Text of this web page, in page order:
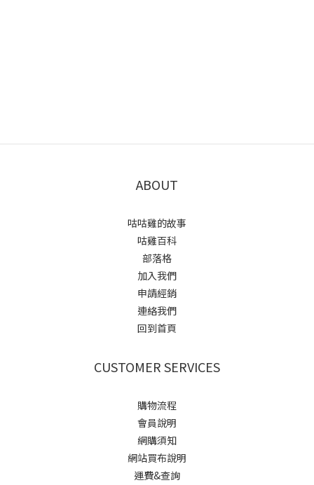
ABOUT
咕咕雞的故事
咕雞百科
部落格
加入我們
申請經銷
連絡我們
回到首頁
CUSTOMER SERVICES
購物流程
會員說明
網購須知
網站買布說明
運費&查詢